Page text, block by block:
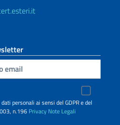
personali ai sensi del GDPR e del
n.196 Privacy Note Legali